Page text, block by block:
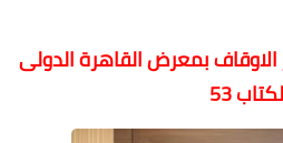
الاوقاف بمعرض القاهرة الدولى
53